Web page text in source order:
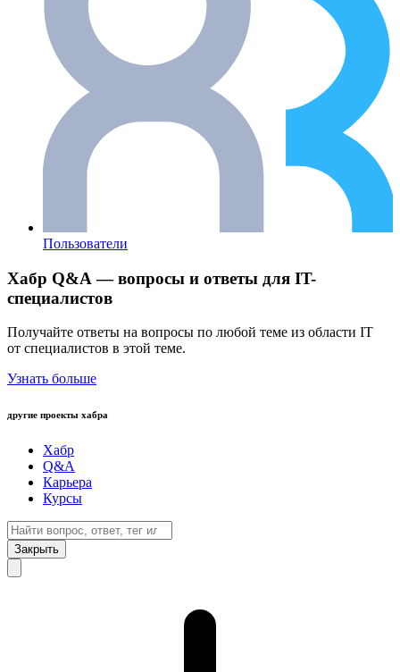
Пользователи
Хабр Q&A — вопросы и ответы для IT-
специалистов
Получайте ответы на вопросы по любой теме из области IT
от специалистов в этой теме.
Узнать больше
другие проекты хабра
Хабр
Q&A
Карьера
Курсы
Закрыть